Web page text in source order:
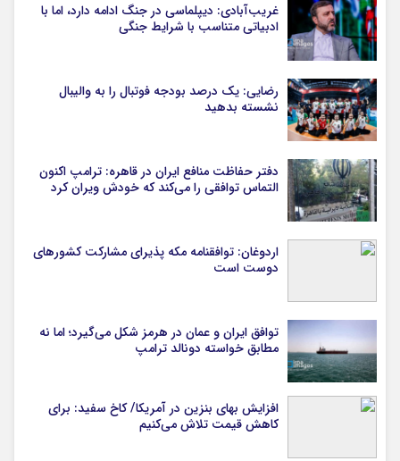
غریب‌آبادی: دیپلماسی در جنگ ادامه دارد، اما با
ادبیاتی متناسب با شرایط جنگی
رضایی: یک درصد بودجه فوتبال را به والیبال
نشسته بدهید
دفتر حفاظت منافع ایران در قاهره: ترامپ اکنون
التماس توافقی را می‌کند که خودش ویران کرد
اردوغان: توافقنامه مکه پذیرای مشارکت کشورهای
دوست است
توافق ایران و عمان در هرمز شکل می‌گیرد؛ اما نه
مطابق خواسته دونالد ترامپ
افزایش بهای بنزین در آمریکا/ کاخ سفید: برای
کاهش قیمت تلاش می‌کنیم